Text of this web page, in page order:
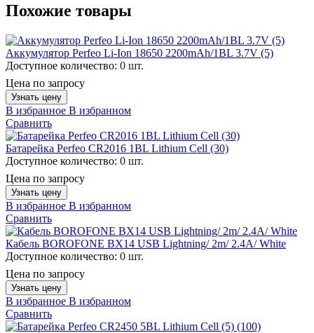
Похожие товары
Аккумулятор Perfeo Li-Ion 18650 2200mAh/1BL 3.7V (5)
Доступное количество: 0 шт.
Цена по запросу
Узнать цену
В избранное В избранном
Сравнить
Батарейка Perfeo CR2016 1BL Lithium Cell (30)
Доступное количество: 0 шт.
Цена по запросу
Узнать цену
В избранное В избранном
Сравнить
Кабель BOROFONE BX14 USB Lightning/ 2m/ 2.4A/ White
Доступное количество: 0 шт.
Цена по запросу
Узнать цену
В избранное В избранном
Сравнить